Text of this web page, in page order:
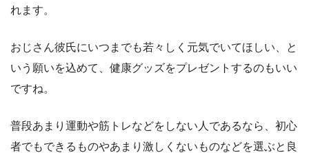
れます。
おじさん彼氏にいつまでも若々しく元気でいてほしい、と
いう願いを込めて、健康グッズをプレゼントするのもいい
ですね。
普段あまり運動や筋トレなどをしない人であるなら、初心
者でもできるものやあまり激しくないものなどを選ぶと良